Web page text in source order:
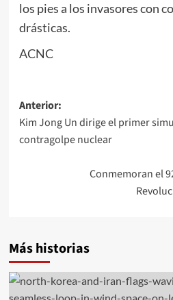
los pies a los invasores con
drásticas.
ACNC
Navegación
de
entradas
Anterior:
Kim Jong Un dirige el primer
contragolpe nuclear
Conmemoran el
Más historias